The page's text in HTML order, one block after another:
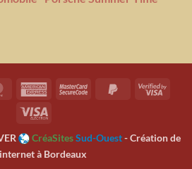
MasterCardAmericanMasterCardPayPal
Visa
Visa
CréaSitesSud-Ouest- Création de
à Bordeaux